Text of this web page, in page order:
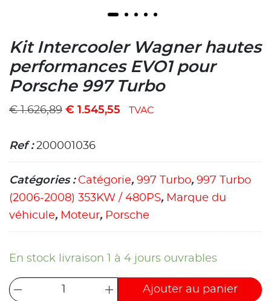
Kit Intercooler Wagner hautes
performances EVO1 pour
Porsche 997 Turbo
€1.626,89 € 1.545,55 TVAC
Ref :200001036
Catégories : Catégorie, 997 Turbo, 997 Turbo
(2006-2008) 353KW / 480PS, Marque du
véhicule, Moteur, Porsche
En stock livraison 1 à 4 jours ouvrables
Ajouter au panier